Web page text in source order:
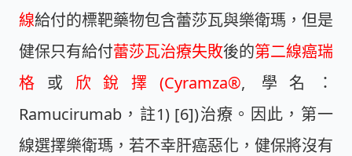
線給付的標靶藥物包含蕾莎瓦與樂衛瑪，但是
健保只有給付蕾莎瓦治療失敗後的第二線癌瑞
格 或 欣銳擇(Cyramza®, 學名：
Ramucirumab，註1) [6])治療。因此， 第一
線選擇樂衛瑪，若不幸肝癌惡化，健保將沒有